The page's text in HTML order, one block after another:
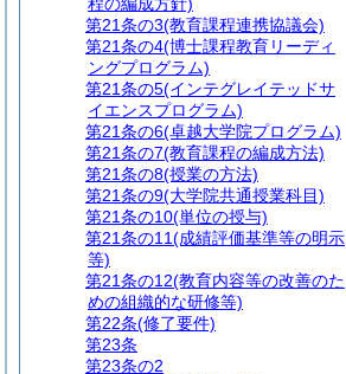
第21条の3(教育課程連携協議会)
第21条の4(博士課程教育リーディ
ングプログラム)
第21条の5(インテグレイテッドサ
イエンスプログラム)
第21条の6(卓越大学院プログラム)
第21条の7(教育課程の編成方法)
第21条の8(授業の方法)
第21条の9(大学院共通授業科目)
第21条の10(単位の授与)
第21条の11(成績評価基準等の明示
等)
第21条の12(教育内容等の改善のた
めの組織的な研修等)
第22条(修了要件)
第23条
第23条の2